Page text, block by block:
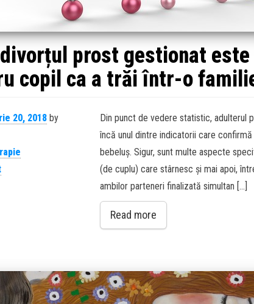
prost gestionat
copil ca a trăi într-o
20, 2018 by
Din punct de vedere statistic, adulterul
încă unul dintre indicatorii care
bebeluș. Sigur, sunt multe aspecte
(de cuplu) care stârnesc și mai apoi,
ambilor parteneri finalizată simultan […]
Read more